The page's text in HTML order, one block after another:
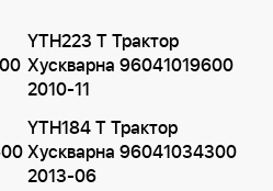
YTH223 T Трактор
Хускварна 96041019600
2010-11
YTH184 T Трактор
Хускварна 96041034300
2013-06